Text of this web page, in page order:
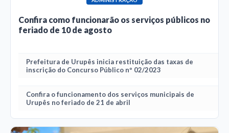
Confira como funcionarão os serviços públicos no
feriado de 10 de agosto
Prefeitura de Urupês inicia restituição das taxas de
inscrição do Concurso Público nº 02/2023
Confira o funcionamento dos serviços municipais de
Urupês no feriado de 21 de abril